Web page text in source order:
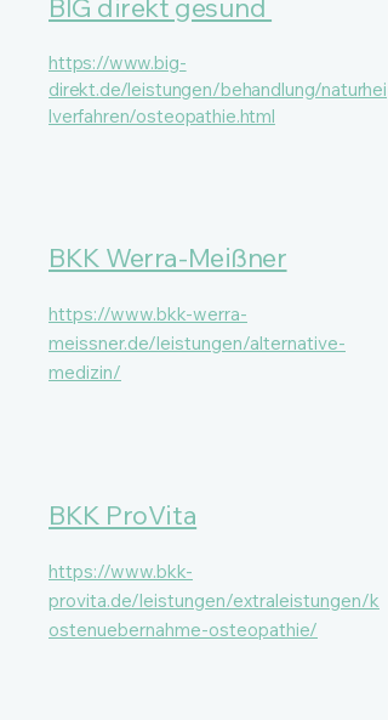
BIG direkt gesund
https://www.big-
direkt.de/leistungen/behandlung/naturhei
lverfahren/osteopathie.html
BKK Werra-Meißner
​https://www.bkk-werra-
meissner.de/leistungen/alternative-
medizin/
BKK ProVita
https://www.bkk-
provita.de/leistungen/extraleistungen/k
ostenuebernahme-osteopathie/